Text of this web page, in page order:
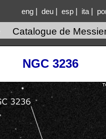
eng| deu| esp| ita|
Catalogue de
NGC 3236